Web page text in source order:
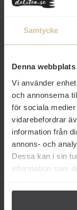
Samtycke
Denna
Vi använder
och annonserna
för sociala
vidarebefordrar
information från
annons- och
Dessa kan i sin
information som
283 kr
Castelbuono
1kg
Köp